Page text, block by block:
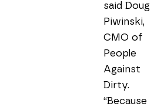
said Doug
Piwinski,
CMO of
People
Against
Dirty.
“Because